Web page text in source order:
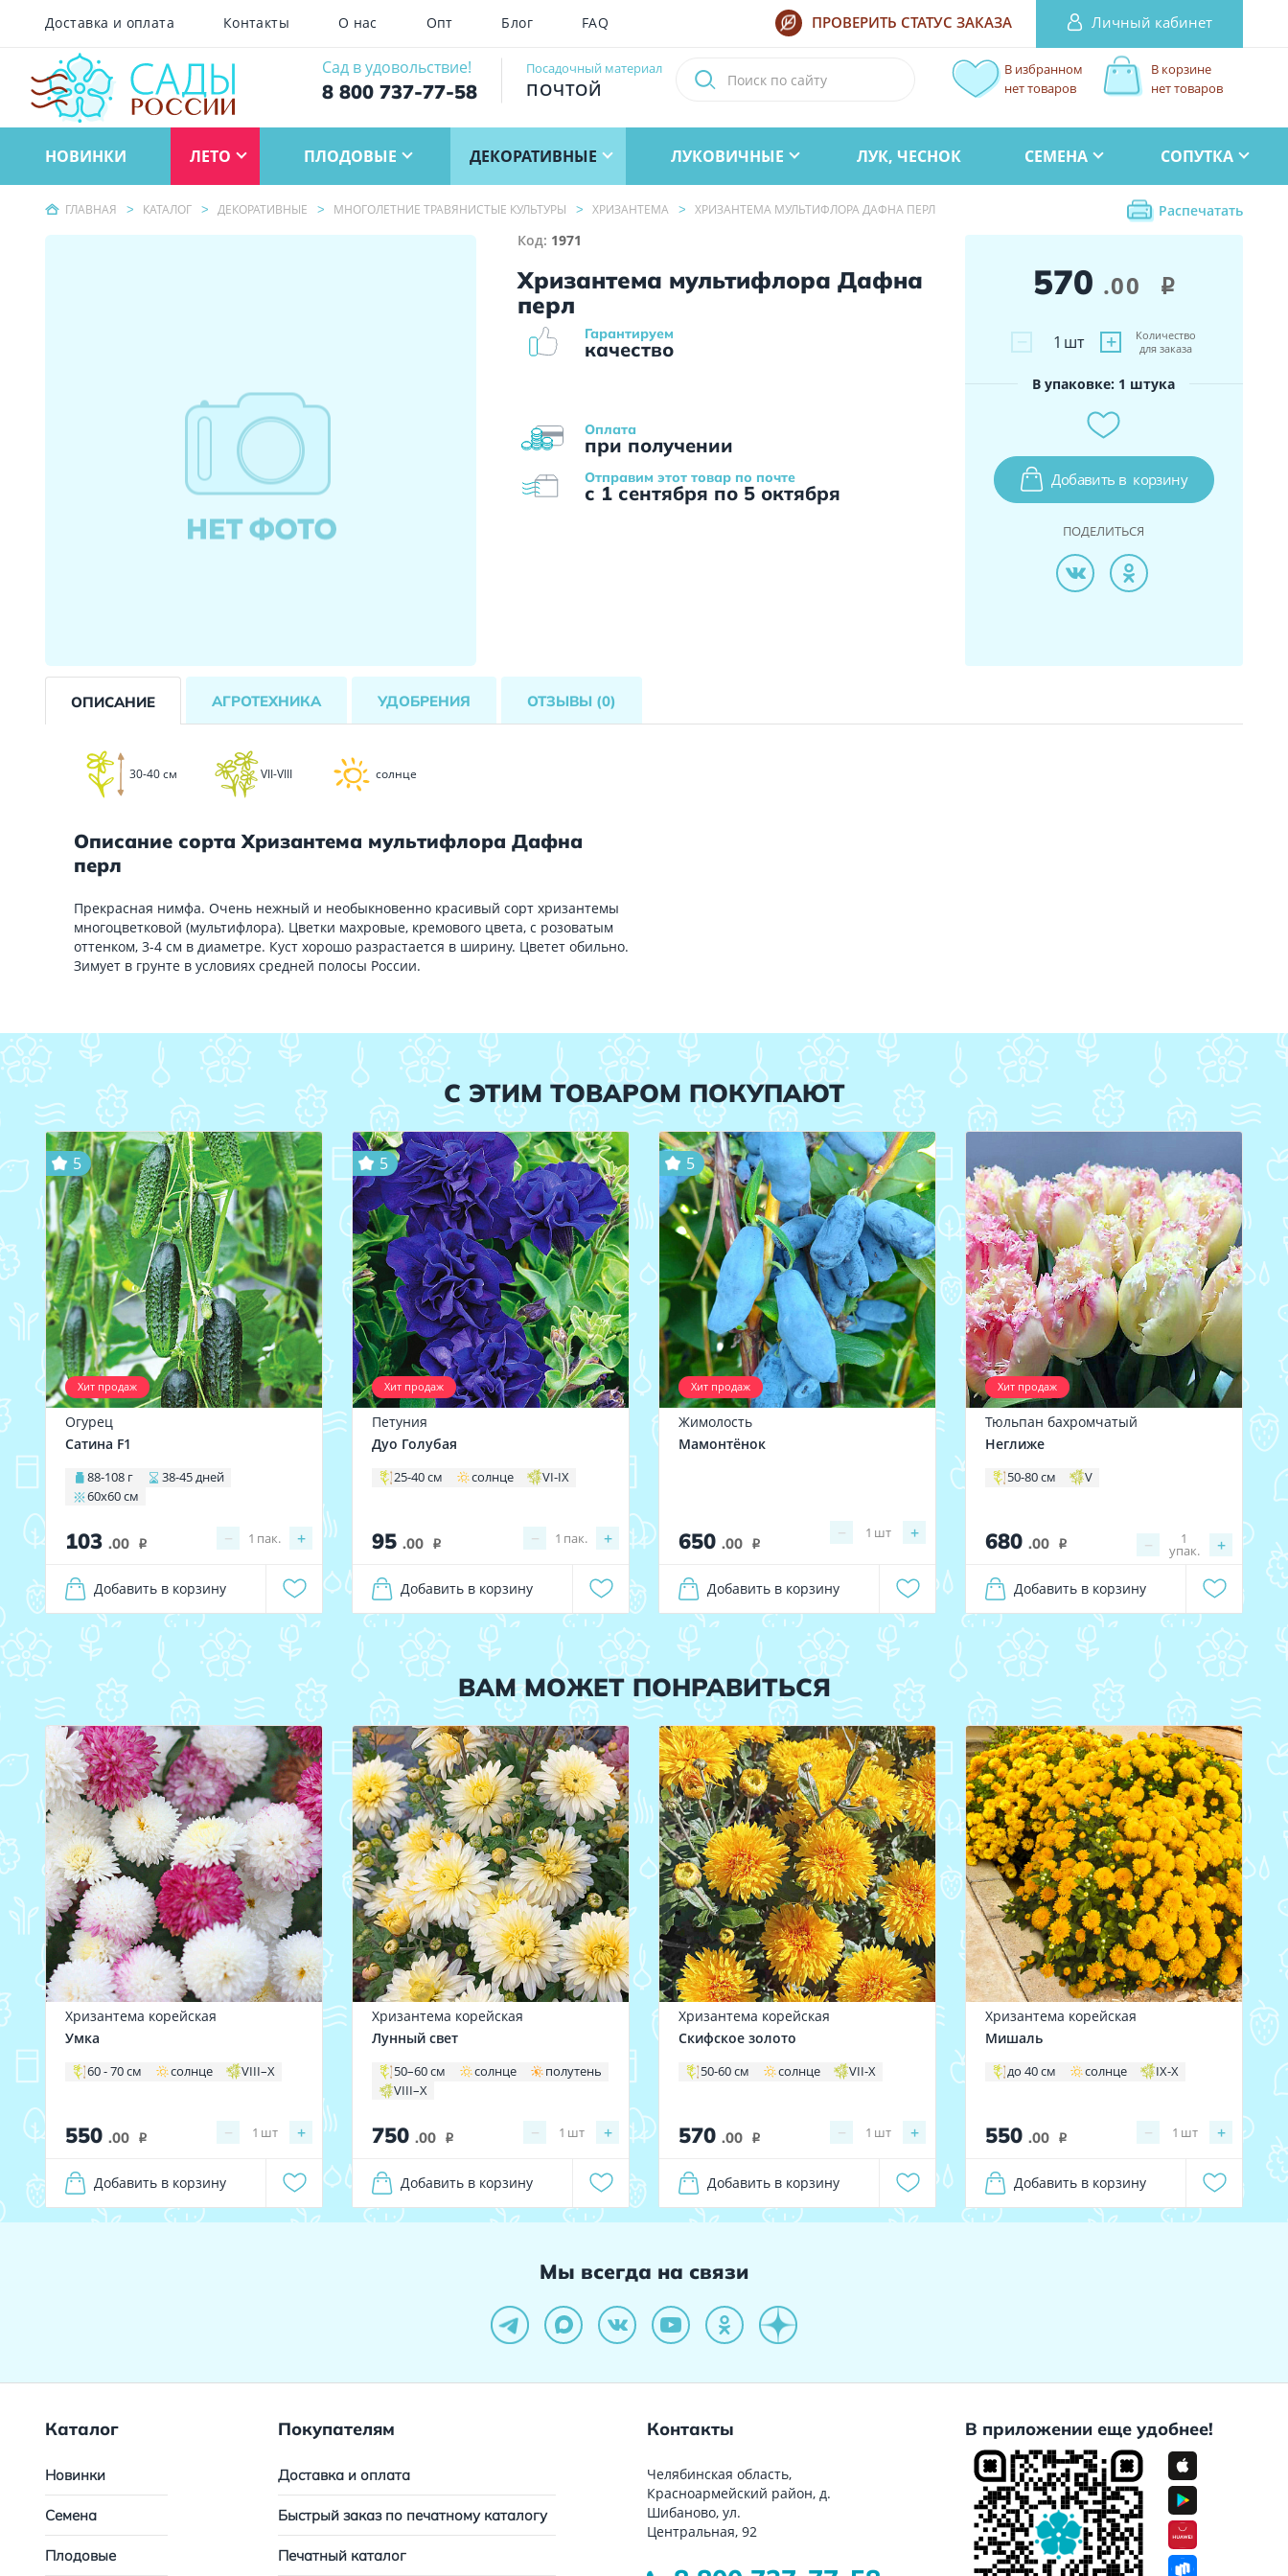
Доставка и оплата Контакты О нас Опт Блог FAQ ПРОВЕРИТЬ СТАТУС ЗАКАЗА Личный кабинет
Сад в удовольствие!
8 800 737-77-58
Посадочный материал
ПОЧТОЙ
В корзине
нет товаров
В избранном
нет товаров
НОВИНКИ ЛЕТО ПЛОДОВЫЕ ДЕКОРАТИВНЫЕ ЛУКОВИЧНЫЕ ЛУК, ЧЕСНОК СЕМЕНА СОПУТКА
ГЛАВНАЯ КАТАЛОГ ДЕКОРАТИВНЫЕ МНОГОЛЕТНИЕ ТРАВЯНИСТЫЕ КУЛЬТУРЫ ХРИЗАНТЕМА ХРИЗАНТЕМА МУЛЬТИФЛОРА ДАФНА ПЕРЛ
Распечатать
Код: 1971
Хризантема мультифлора Дафна
перл
Оплата
при получении
Гарантируем
качество
Отправим этот товар по почте
с 1 сентября по 5 октября
570 .00 i
− +
1 шт
Количество
для заказа
В упаковке: 1 штука
Добавить в корзину
ПОДЕЛИТЬСЯ
ОПИСАНИЕ АГРОТЕХНИКА УДОБРЕНИЯ ОТЗЫВЫ (0)
30-40 см VII-VIII солнце
Описание сорта Хризантема мультифлора Дафна
перл
Прекрасная нимфа. Очень нежный и необыкновенно красивый сорт хризантемы
многоцветковой (мультифлора). Цветки махровые, кремового цвета, с розоватым
оттенком, 3-4 см в диаметре. Куст хорошо разрастается в ширину. Цветет обильно.
Зимует в грунте в условиях средней полосы России.
С ЭТИМ ТОВАРОМ ПОКУПАЮТ
Хит продаж
5
Огурец
Сатина F1
88-108 г
38-45 дней
60х60 см
103 .00 i − +
1 пак.
Добавить в корзину
Хит продаж
5
Петуния
Дуо Голубая
25-40 см солнце VI-IX
95 .00 i − +
1 пак.
Добавить в корзину
Хит продаж
5
Жимолость
Мамонтёнок
650 .00 i
− +
1 шт
Добавить в корзину
Хит продаж
Тюльпан бахромчатый
Неглиже
50-80 см V
680 .00 i − +
1
упак.
Добавить в корзину
ВАМ МОЖЕТ ПОНРАВИТЬСЯ
Хризантема корейская
Умка
60 - 70 см солнце VIII–X
550 .00 i − +
1 шт
Добавить в корзину
Хризантема корейская
Лунный свет
50–60 см солнце
полутень
VIII–X
750 .00 i − +
1 шт
Добавить в корзину
Хризантема корейская
Скифское золото
50-60 см солнце VII-X
570 .00 i − +
1 шт
Добавить в корзину
Хризантема корейская
Мишаль
до 40 см солнце IX-X
550 .00 i − +
1 шт
Добавить в корзину
Мы всегда на связи
Каталог
Новинки
Семена
Плодовые
Покупателям
Доставка и оплата
Быстрый заказ по печатному каталогу
Печатный каталог
Контакты
Челябинская область,
Красноармейский район, д.
Шибаново, ул.
Центральная, 92
В приложении еще удобнее!